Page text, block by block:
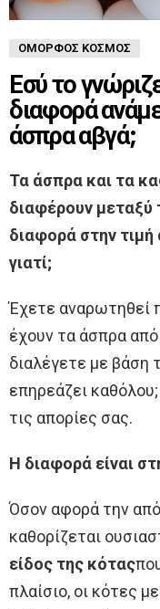
ΌΜΟΡΦΟΣ ΚΌΣΜΟΣ
Εσύ το
διαφορά
άσπρα αβγά;
Τα άσπρα και τα
διαφέρουν μεταξύ
διαφορά στην
γιατί;
Έχετε αναρωτηθεί
έχουν τα άσπρα
διαλέγετε με βάση
επηρεάζει
τις απορίες σας.
Η διαφορά είναι
Όσον αφορά την
καθορίζεται
είδος της κότας
πλαίσιο, οι κότες με